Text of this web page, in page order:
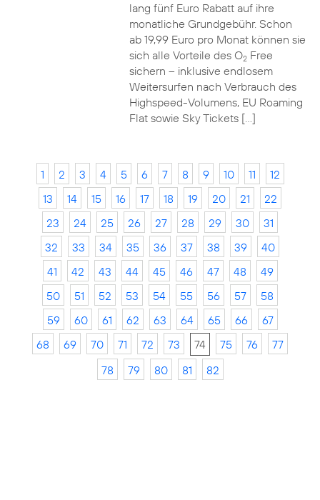
lang fünf Euro Rabatt auf ihre
monatliche Grundgebühr. Schon
ab 19,99 Euro pro Monat können sie
sich alle Vorteile des O2Free
sichern – inklusive endlosem
Weitersurfen nach Verbrauch des
Highspeed-Volumens, EU Roaming
Flat sowie Sky Tickets […]
1 2 3 4 5 6 7 8 9 10 11
12
13
14 15 16 17 18 19 20 21
22
23
24 25 26 27 28 29 30
31
32
33 34 35 36 37 38 39
40
41
42 43 44 45 46 47 48
49
50
51 52 53 54 55 56 57
58
59
60 61 62 63 64 65 66
67
68
69 70 71 72 73 74 75 76
77
78
79 80 81 82